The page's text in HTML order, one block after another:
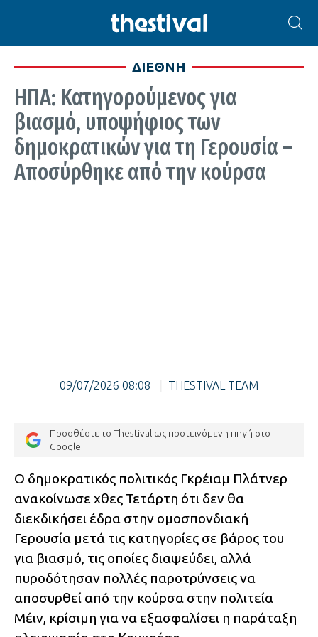
ΔΙΕΘΝΗ
ΗΠΑ: Κατηγορούμενος για
βιασμό, υποψήφιος των
δημοκρατικών για τη Γερουσία –
Αποσύρθηκε από την κούρσα
09/07/2026 08:08 THESTIVAL TEAM
Προσθέστε το Thestival ως προτεινόμενη πηγή στο
Google
Ο δημοκρατικός πολιτικός Γκρέιαμ Πλάτνερ
ανακοίνωσε χθες Τετάρτη ότι δεν θα
διεκδικήσει έδρα στην ομοσπονδιακή
Γερουσία μετά τις κατηγορίες σε βάρος του
για βιασμό, τις οποίες διαψεύδει, αλλά
πυροδότησαν πολλές παροτρύνσεις να
αποσυρθεί από την κούρσα στην πολιτεία
Μέιν, κρίσιμη για να εξασφαλίσει η παράταξη